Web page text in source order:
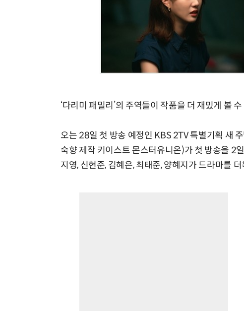
‘다리미 패밀리’의 주역들이 작품을 더 재밌게 볼
오는 28일 첫 방송 예정인 KBS 2TV 특별기획 새
숙향 제작 키이스트 몬스터유니온)가 첫 방송을 2
지영, 신현준, 김혜은, 최태준, 양혜지가 드라마를